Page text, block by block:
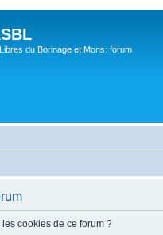
du Borinage et Mons: forum
cookies de ce forum ?